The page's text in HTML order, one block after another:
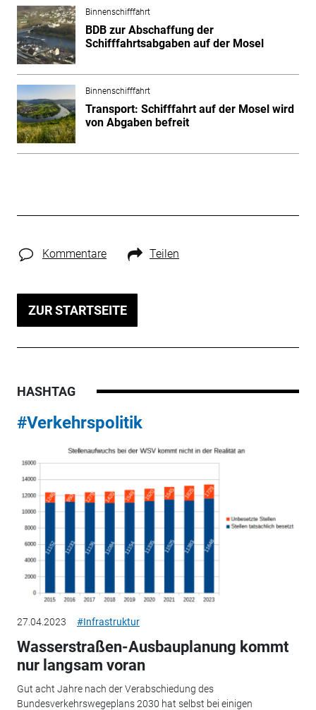
Binnenschifffahrt
BDB zur Abschaffung der
Schifffahrtsabgaben auf der Mosel
Binnenschifffahrt
Transport: Schifffahrt auf der Mosel wird
von Abgaben befreit
Kommentare Teilen
ZUR STARTSEITE
HASHTAG
#Verkehrspolitik
27.04.2023 #Infrastruktur
Wasserstraßen-Ausbauplanung kommt
nur langsam voran
Gut acht Jahre nach der Verabschiedung des
Bundesverkehrswegeplans 2030 hat selbst bei einigen